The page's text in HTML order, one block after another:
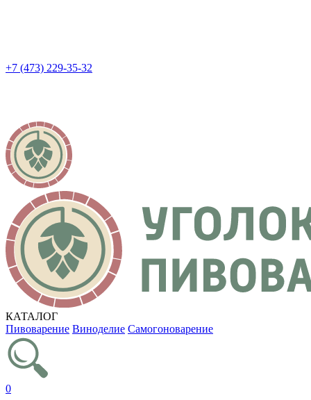
+7 (473) 229-35-32
КАТАЛОГ
Пивоварение Виноделие Самогоноварение
0